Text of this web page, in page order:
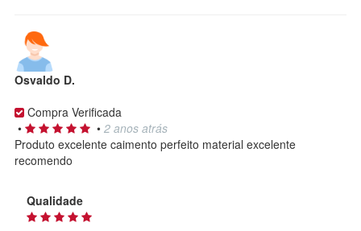
Osvaldo D.
Compra Verificada
•
• 2 anos atrás
Produto excelente caimento perfeito material excelente
recomendo
Qualidade